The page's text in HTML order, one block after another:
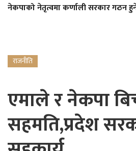
नेकपाको नेतृत्वमा कर्णाली सरकार गठन
राजनीति
एमाले र नेकपा
सहमति,प्रदेश